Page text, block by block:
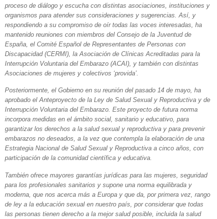
proceso de diálogo y escucha con distintas asociaciones, instituciones y
organismos para atender sus consideraciones y sugerencias. Así, y
respondiendo a su compromiso de oír todas las voces interesadas, ha
mantenido reuniones con miembros del Consejo de la Juventud de
España, el Comité Español de Representantes de Personas con
Discapacidad (CERMI), la Asociación de Clínicas Acreditadas para la
Interrupción Voluntaria del Embarazo (ACAI), y también con distintas
Asociaciones de mujeres y colectivos ‘provida’.
Posteriormente, el Gobierno en su reunión del pasado 14 de mayo, ha
aprobado el Anteproyecto de la Ley de Salud Sexual y Reproductiva y de
Interrupción Voluntaria del Embarazo. Este proyecto de futura norma
incorpora medidas en el ámbito social, sanitario y educativo, para
garantizar los derechos a la salud sexual y reproductiva y para prevenir
embarazos no deseados, a la vez que contempla la elaboración de una
Estrategia Nacional de Salud Sexual y Reproductiva a cinco años, con
participación de la comunidad científica y educativa.
También ofrece mayores garantías jurídicas para las mujeres, seguridad
para los profesionales sanitarios y supone una norma equilibrada y
moderna, que nos acerca más a Europa y que da, por primera vez, rango
de ley a la educación sexual en nuestro país, por considerar que todas
las personas tienen derecho a la mejor salud posible, incluida la salud